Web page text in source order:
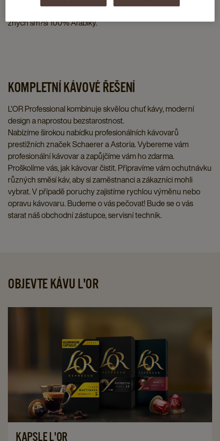
zných sm?sí 100% Arabiky.
KOMPLETNÍ KÁVOVÉ ŘEŠENÍ
L'OR Professional kombinuje skvělou chuť kávy, moderní
design a naprostou bezstarostnost.
Nabízíme širokou nabídku profesionálních kávovarů
prestižních značek Schaerer a Astoria. Vybereme vám
profesionální kávovar a zapůjčíme vám ho zdarma.
Proškolíme vás, jak kávovar čistit. Připravíme vám ochutnávku
různých směsí káv, aby si zaměstnanci a zákazníci mohli
vybrat. V případě poruchy zajistíme rychlou výměnu nebo
opravu kávovaru. Budeme o vás pečovat! Bude se o vás
starat náš obchodní zástupce, servisní technik.
OBJEVTE KÁVU L'OR
KAPSLE L'OR